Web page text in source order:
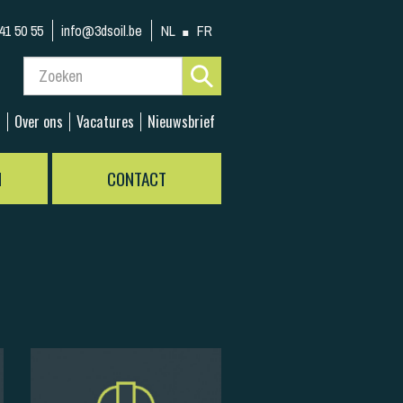
50 55 info@3dsoil.be NL FR
CONTACT
Over ons Vacatures Nieuwsbrief